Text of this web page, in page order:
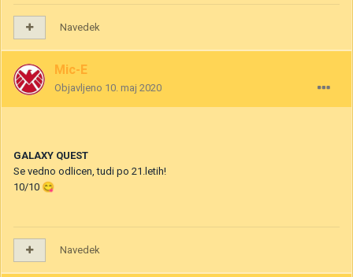
Navedek
Mic-E
Objavljeno 10. maj 2020
GALAXY QUEST
Se vedno odlicen, tudi po 21.letih!
10/10 😋
Navedek